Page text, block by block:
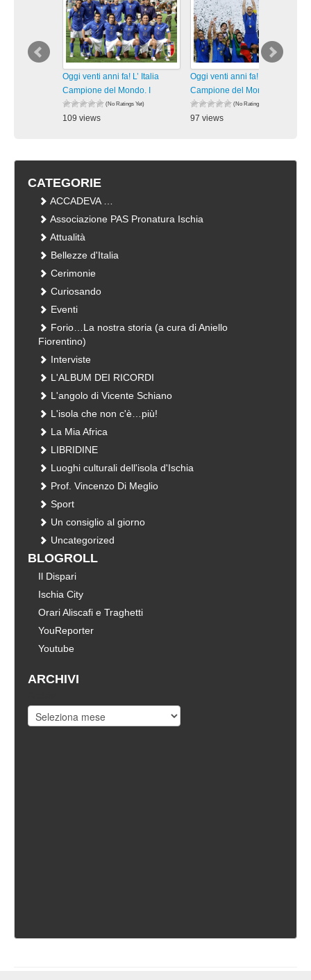
Oggi venti anni fa! L’ Italia
Campione del Mondo. I
(No Ratings Yet)
109 views
Oggi venti anni fa! L’ Italia
Campione del Mondo. I
(No Ratings Yet)
97 views
CATEGORIE
ACCADEVA …
Associazione PAS Pronatura Ischia
Attualità
Bellezze d'Italia
Cerimonie
Curiosando
Eventi
Forio…La nostra storia (a cura di Aniello
Fiorentino)
Interviste
L'ALBUM DEI RICORDI
L'angolo di Vicente Schiano
L'isola che non c'è…più!
La Mia Africa
LIBRIDINE
Luoghi culturali dell'isola d'Ischia
Prof. Vincenzo Di Meglio
Sport
Un consiglio al giorno
Uncategorized
BLOGROLL
Il Dispari
Ischia City
Orari Aliscafi e Traghetti
YouReporter
Youtube
ARCHIVI